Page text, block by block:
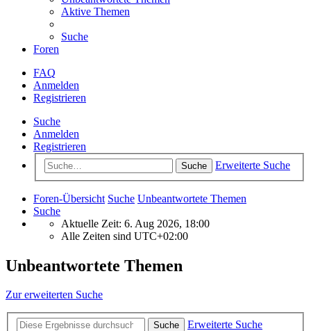
Aktive Themen
Suche
Foren
FAQ
Anmelden
Registrieren
Suche
Anmelden
Registrieren
Suche Erweiterte Suche
Foren-Übersicht Suche Unbeantwortete Themen
Suche
Aktuelle Zeit: 6. Aug 2026, 18:00
Alle Zeiten sind UTC+02:00
Unbeantwortete Themen
Zur erweiterten Suche
Suche
Erweiterte Suche